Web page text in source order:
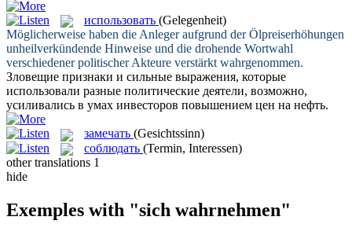
использовать (Gelegenheit)
Möglicherweise haben die Anleger aufgrund der Ölpreiserhöhungen
unheilverkündende Hinweise und die drohende Wortwahl
verschiedener politischer Akteure verstärktwahrgenommen.
Зловещие признаки и сильные выражения, которые
использовали разные политические деятели, возможно,
усиливались в умах инвесторов повышением цен на нефть.
замечать (Gesichtssinn)
соблюдать (Termin, Interessen)
other translations 1
hide
Exemples with "sich wahrnehmen"